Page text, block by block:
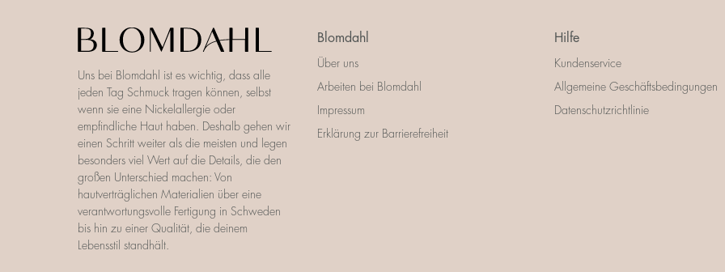
Uns bei Blomdahl ist es wichtig, dass alle
jeden Tag Schmuck tragen können, selbst
wenn sie eine Nickelallergie oder
empfindliche Haut haben. Deshalb gehen wir
einen Schritt weiter als die meisten und legen
besonders viel Wert auf die Details, die den
großen Unterschied machen: Von
hautverträglichen Materialien über eine
verantwortungsvolle Fertigung in Schweden
bis hin zu einer Qualität, die deinem
Lebensstil standhält.
Blomdahl
Über uns
Arbeiten bei Blomdahl
Impressum
Erklärung zur Barrierefreiheit
Hilfe
Kundenservice
Allgemeine Geschäftsbedingungen
Datenschutzrichtlinie